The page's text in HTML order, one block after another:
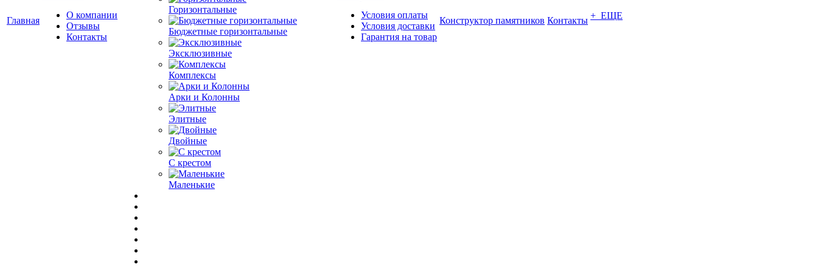
Главная
О компании
Отзывы
Контакты
Горизонтальные
Бюджетные горизонтальные
Эксклюзивные
Комплексы
Арки и Колонны
Элитные
Двойные
С крестом
Маленькие
Условия оплаты
Условия доставки
Гарантия на товар
Конструктор памятников Контакты + ЕЩЕ